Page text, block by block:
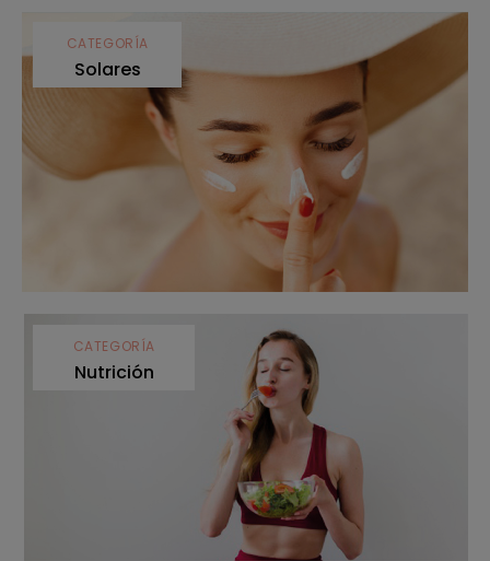
CATEGORÍA
Solares
CATEGORÍA
Nutrición